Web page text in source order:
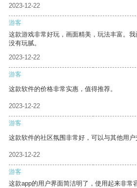
2023-12-22
游客
这款游戏非常好玩，画面精美，玩法丰富。
没有玩腻。
2023-12-22
游客
这款软件的价格非常实惠，值得推荐。
2023-12-22
游客
这款软件的社区氛围非常好，可以与其他用户
2023-12-22
游客
这款app的用户界面简洁明了，使用起来非常